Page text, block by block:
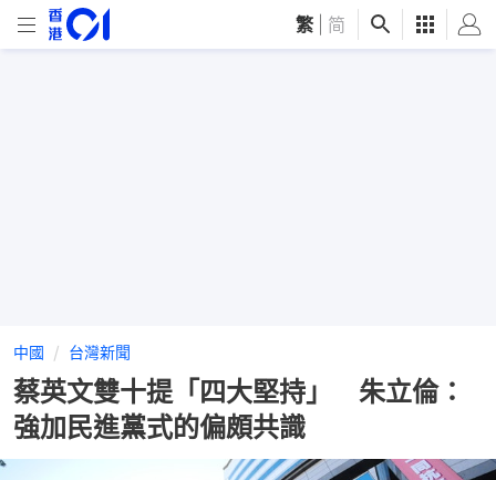
繁 简
中國 台灣新聞
蔡英文雙十提「四大堅持」 朱立倫：
強加民進黨式的偏頗共識